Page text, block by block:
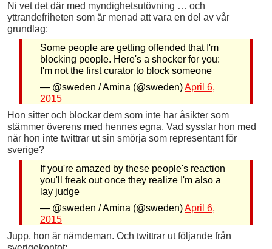
Ni vet det där med myndighetsutövning … och
yttrandefriheten som är menad att vara en del av vår
grundlag:
Some people are getting offended that I'm
blocking people. Here's a shocker for you:
I'm not the first curator to block someone
— @sweden / Amina (@sweden)April 6,
2015
Hon sitter och blockar dem som inte har åsikter som
stämmer överens med hennes egna. Vad sysslar hon med
när hon inte twittrar ut sin smörja som representant för
sverige?
If you're amazed by these people's reaction
you'll freak out once they realize I'm also a
lay judge
— @sweden / Amina (@sweden)April 6,
2015
Jupp, hon är nämdeman. Och twittrar ut följande från